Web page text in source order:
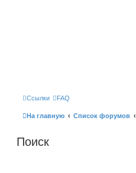
Ссылки FAQ
На главную Список форумов
Поиск